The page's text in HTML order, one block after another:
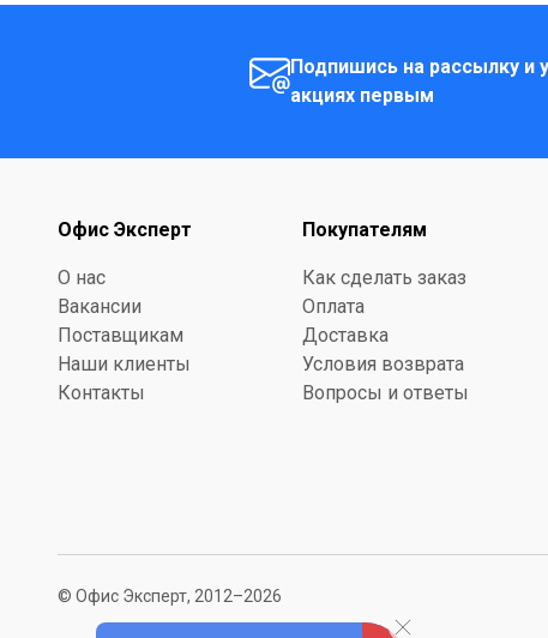
Подпишись на рассылку и
акциях первым
Офис Эксперт
О нас
Вакансии
Поставщикам
Наши клиенты
Контакты
Покупателям
Как сделать заказ
Оплата
Доставка
Условия возврата
Вопросы и ответы
© Офис Эксперт, 2012–2026